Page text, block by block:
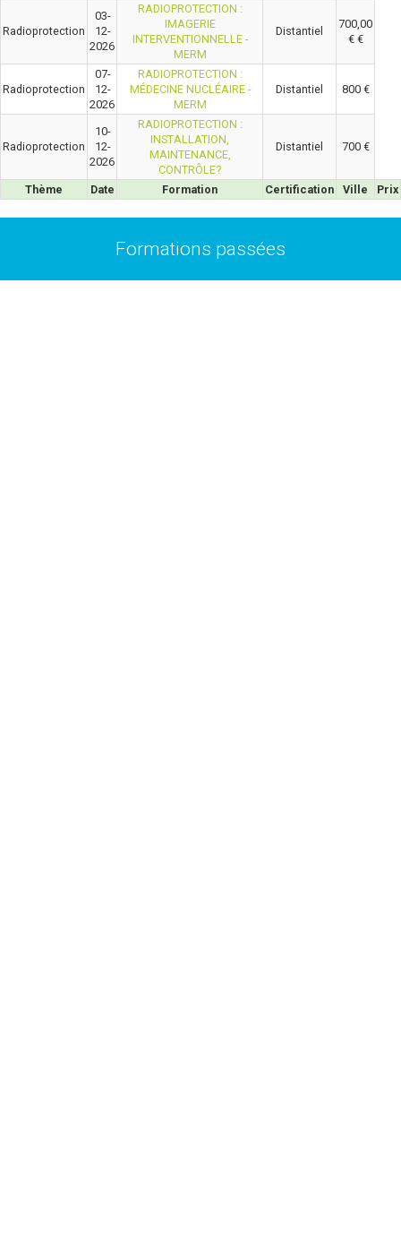
Thème Date Formation Certification Ville Prix
Radioprotection
03-
12-
2026
RADIOPROTECTION :
IMAGERIE
INTERVENTIONNELLE -
MERM
Distantiel
700,00
€ €
Radioprotection
07-
12-
2026
RADIOPROTECTION :
MÉDECINE NUCLÉAIRE -
MERM
Distantiel 800 €
Radioprotection
10-
12-
2026
RADIOPROTECTION :
INSTALLATION,
MAINTENANCE,
CONTRÔLE?
Distantiel 700 €
Formations passées